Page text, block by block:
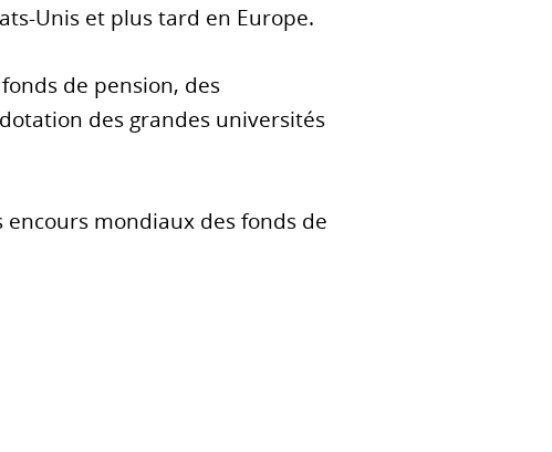
Unis et plus tard en Europe.
de pension, des
des grandes universités
mondiaux des fonds de